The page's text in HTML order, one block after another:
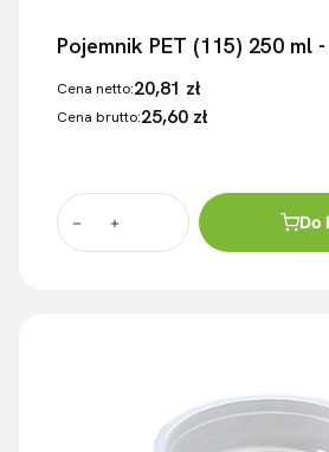
Pojemnik PET (115)
Cena netto:20,81 zł
Cena brutto:25,60 zł
Do